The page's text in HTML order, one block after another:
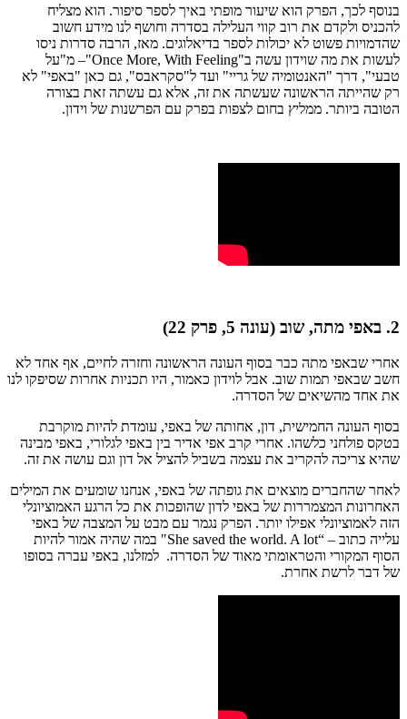
בנוסף לכך, הפרק הוא שיעור מופתי באיך לספר סיפור. הוא מצליח
להכניס ולקדם את רוב קווי העלילה בסדרה וחושף לנו מידע חשוב
שהדמויות פשוט לא יכולות לספר בדיאלוגים. מאז, הרבה סדרות ניסו
לעשות את מה שוידון עשה ב"Once More, With Feeling"– מ"על
טבעי", דרך "האנטומיה של גריי" ועד ל"סקראבס", גם כאן "באפי" לא
רק שהייתה הראשונה שעשתה את זה, אלא גם עשתה זאת בצורה
הטובה ביותר. ממליץ בחום לצפות בפרק עם הפרשנות של וידון.
2. באפי מתה, שוב (עונה 5, פרק 22)
אחרי שבאפי מתה כבר בסוף העונה הראשונה וחזרה לחיים, אף אחד לא
חשב שבאפי תמות שוב. אבל לוידון כאמור, היו תכניות אחרות שסיפקו לנו
את אחד מהשיאים של הסדרה.
בסוף העונה החמישית, דון, אחותה של באפי, עומדת להיות מוקרבת
בטקס פולחני כלשהו. אחרי קרב אפי אדיר בין באפי לגלורי, באפי מבינה
שהיא צריכה להקריב את עצמה בשביל להציל אל דון וגם עושה את זה.
לאחר שהחברים מוצאים את גופתה של באפי, אנחנו שומעים את המילים
האחרונות המצמררות של באפי לדון שהופכות את כל הרגע האמוציונלי
הזה לאמוציונלי אפילו יותר. הפרק נגמר עם מבט על המצבה של באפי
עלייה כתוב – “She saved the world. A lot" במה שהיה אמור להיות
הסוף המקורי והטראומתי מאוד של הסדרה. למזלנו, באפי עברה בסופו
של דבר לרשת אחרת.